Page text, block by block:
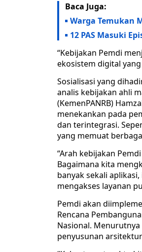
Baca Juga:
Warga Temukan
12 PAS Masuki
“Kebijakan Pemdi
ekosistem digital
Sosialisasi yang
analis kebijakan ahli
(KemenPANRB)
menekankan pada
dan terintegrasi.
yang memuat
“Arah kebijakan
Bagaimana kita
banyak sekali
mengakses layanan
Pemdi akan
Rencana
Nasional.
penyusunan